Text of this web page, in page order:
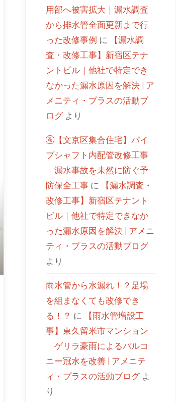
用部へ被害拡大｜漏水調査
から排水管全面更新まで行
った改修事例 に
【漏水調
査・改修工事】新宿区テナ
ントビル｜他社で特定でき
なかった漏水原因を解決 | ア
メニティ・プラスの活動ブ
ログより
🚰【文京区集合住宅】パイ
プシャフト内配管改修工事
｜漏水事故を未然に防ぐ予
防保全工事 に
【漏水調査・
改修工事】新宿区テナント
ビル｜他社で特定できなか
った漏水原因を解決 | アメニ
ティ・プラスの活動ブログ
より
雨水管から水漏れ！？足場
を組まなくても改修でき
る！？ に
【雨水管増設工
事】東久留米市マンション
｜ゲリラ豪雨によるバルコ
ニー冠水を改善 | アメニテ
ィ・プラスの活動ブログよ
り